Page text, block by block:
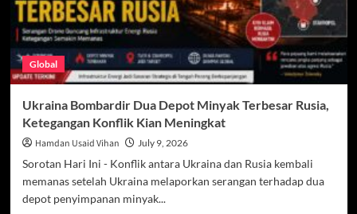
Global
Ukraina Bombardir Dua Depot Minyak Terbesar Rusia,
Ketegangan Konflik Kian Meningkat
Hamdan Usaid Vihan July 9, 2026
Sorotan Hari Ini - Konflik antara Ukraina dan Rusia kembali
memanas setelah Ukraina melaporkan serangan terhadap dua
depot penyimpanan minyak...